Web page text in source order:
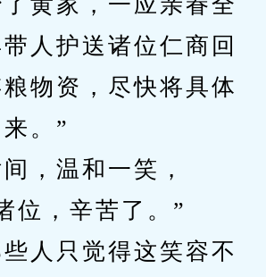
人护送诸位仁商回
物资，尽快将具体
。”
温和一笑，
，辛苦了。”
只觉得这笑容不